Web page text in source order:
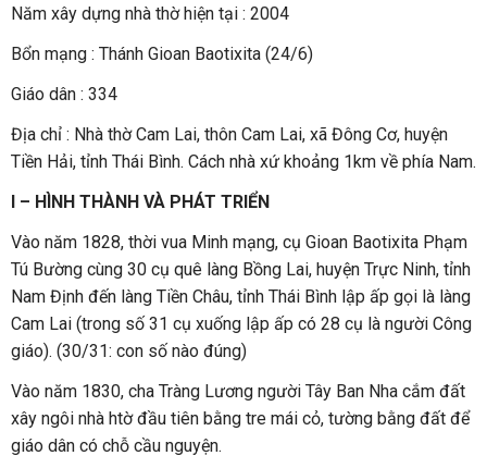
Năm xây dựng nhà thờ hiện tại : 2004
Bổn mạng : Thánh Gioan Baotixita (24/6)
Giáo dân : 334
Địa chỉ : Nhà thờ Cam Lai, thôn Cam Lai, xã Đông Cơ, huyện
Tiền Hải, tỉnh Thái Bình. Cách nhà xứ khoảng 1km về phía Nam.
I – HÌNH THÀNH VÀ PHÁT TRIỂN
Vào năm 1828, thời vua Minh mạng, cụ Gioan Baotixita Phạm
Tú Bường cùng 30 cụ quê làng Bồng Lai, huyện Trực Ninh, tỉnh
Nam Định đến làng Tiền Châu, tỉnh Thái Bình lập ấp gọi là làng
Cam Lai (trong số 31 cụ xuống lập ấp có 28 cụ là người Công
giáo). (30/31: con số nào đúng)
Vào năm 1830, cha Tràng Lương người Tây Ban Nha cắm đất
xây ngôi nhà htờ đầu tiên bằng tre mái cỏ, tường bằng đất để
giáo dân có chỗ cầu nguyện.